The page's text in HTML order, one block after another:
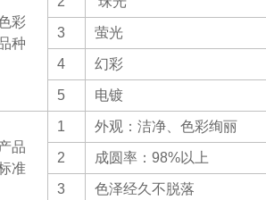
彩
种
3 萤光
4 幻彩
5 电镀
品
准
1 外观：洁净、色彩绚丽
2 成圆率：98%以上
3 色泽经久不脱落